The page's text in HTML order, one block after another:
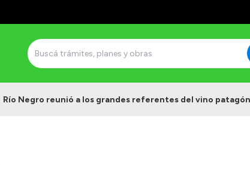
Río Negro reunió a los grandes referentes del vino